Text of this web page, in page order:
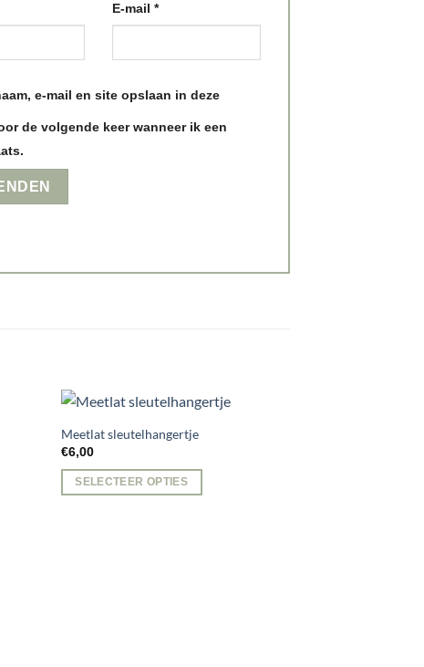
E-mail *
e-mail en site opslaan in deze
de volgende keer wanneer ik een
Meetlat sleutelhangertje
€6,00
SELECTEER OPTIES